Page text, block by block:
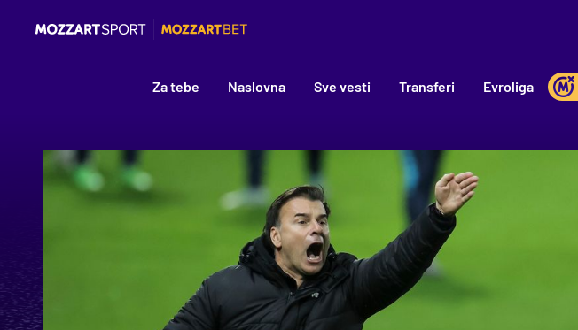
Za tebe Naslovna Sve vesti Transferi Evroliga